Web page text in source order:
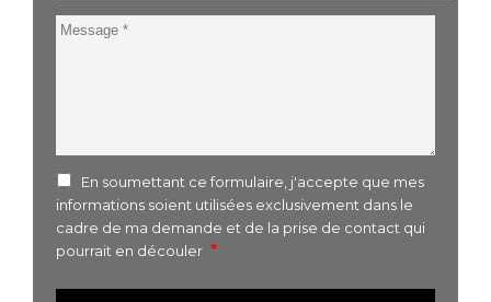
Message
En soumettant ce formulaire, j'accepte que mes
informations soient utilisées exclusivement dans le
cadre de ma demande et de la prise de contact qui
pourrait en découler